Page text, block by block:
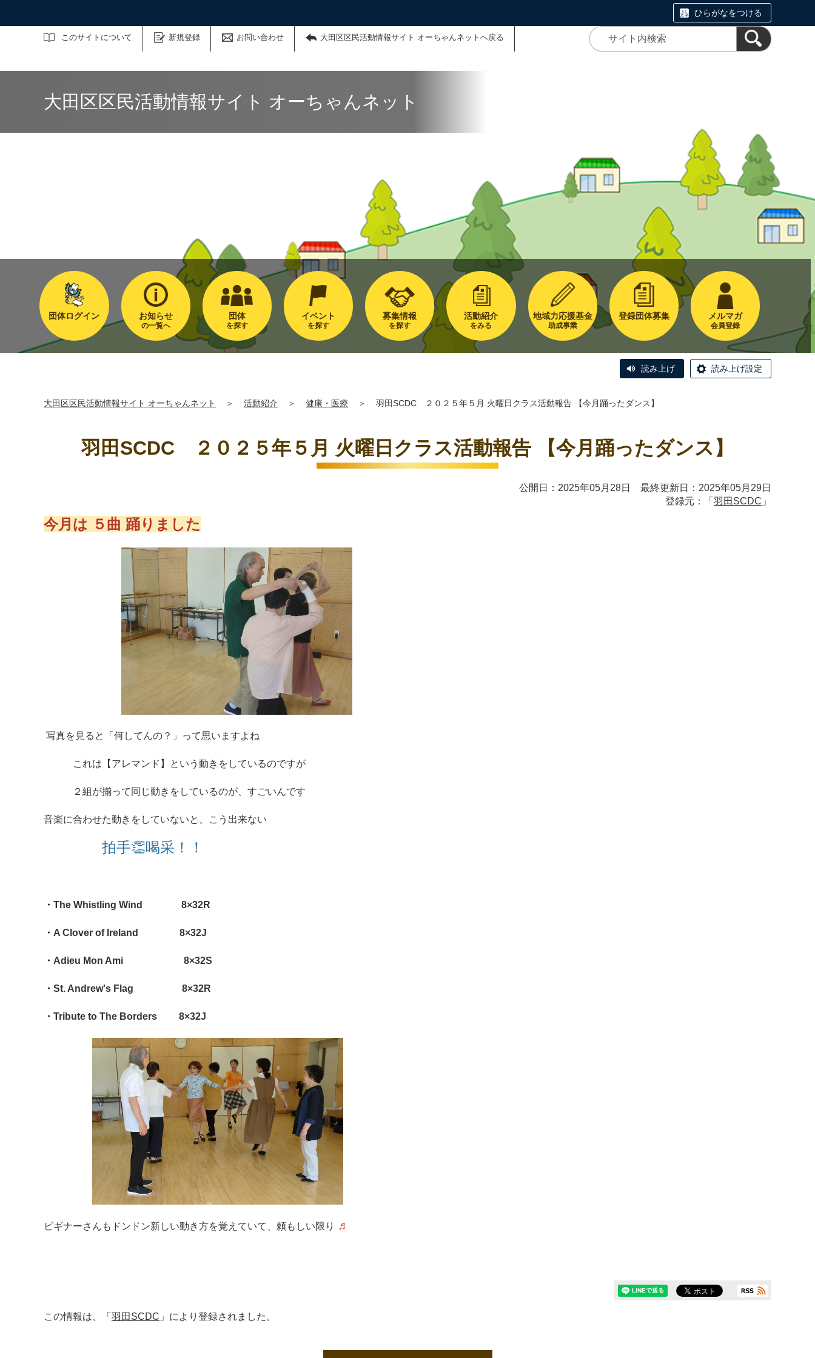
ひらがなをつける
このサイトについて 新規登録 お問い合わせ 大田区区民活動情報サイト オーちゃんネットへ戻る
サイト内検索
大田区区民活動情報サイト オーちゃんネット
団体ログイン お知らせ
の一覧へ
団体
を探す
イベント
を探す
募集情報
を探す
活動紹介
をみる
地域力応援基金
助成事業
登録団体募集 メルマガ
会員登録
読み上げ 読み上げ設定
大田区区民活動情報サイト オーちゃんネット ＞ 活動紹介 ＞ 健康・医療 ＞ 羽田SCDC ２０２５年５月 火曜日クラス活動報告 【今月踊ったダンス】
羽田SCDC ２０２５年５月 火曜日クラス活動報告 【今月踊ったダンス】
公開日：2025年05月28日 最終更新日：2025年05月29日
登録元：「 羽田SCDC 」
今月は ５曲 踊りました
写真を見ると「何してんの？」って思いますよね
これは【アレマンド】という動きをしているのですが
２組が揃って同じ動きをしているのが、すごいんです
音楽に合わせた動きをしていないと、こう出来ない
拍手👏喝采！！
・The Whistling Wind 8×32R
・A Clover of Ireland 8×32J
・Adieu Mon Ami 8×32S
・St. Andrew's Flag 8×32R
・Tribute to The Borders 8×32J
ビギナーさんもドンドン新しい動き方を覚えていて、頼もしい限り ♬
この情報は、「 羽田SCDC 」により登録されました。